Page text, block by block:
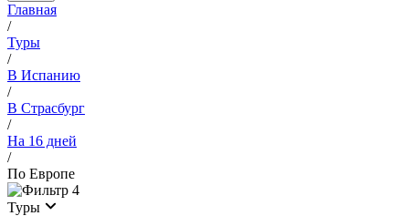
Главная
/
Туры
/
В Испанию
/
В Страсбург
/
На 16 дней
/
По Европе
4
Туры